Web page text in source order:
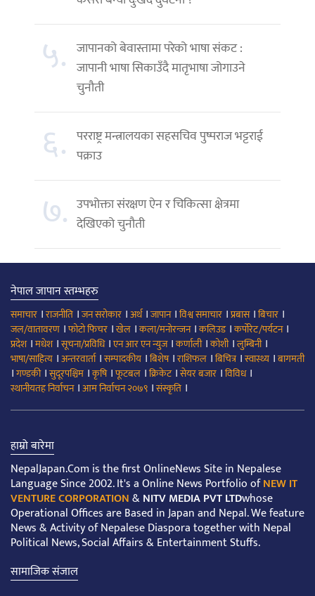
५. जापानको बेवास्तामा परेको भाषा संकट :
जापानी भाषा सिकाउँदै मातृभाषा जोगाउने
चुनौती
६. परराष्ट्र मन्त्रालयका सहसचिव पुष्पराज भट्टराई
पक्राउ
७. उपभोक्ता संरक्षण ऐन र चिकित्सा क्षेत्रमा
देखिएको चुनौती
नेपाल जापान स्तम्भहरु
समाचार ।राजनीति ।जन सरोकार ।अर्थ।जापान।विश्व समाचार ।प्रबास।बिचार ।
जल/वातावरण ।फोटो फिचर ।खेल ।कला/मनोरन्जन।कलिउड।कर्पोरेट/पर्यटन।
प्रदेश।मधेश।सूचना/प्रविधि।एन आर एन न्युज।कर्णाली।कोशी।लुम्बिनी।
भाषा/साहित्य ।अन्तरवार्ता।सम्पादकीय ।बिशेष।राशिफल ।बिचित्र।स्वास्थ्य ।बागमती
।गण्डकी।सुदूरपश्चिम ।कृषि।फूटबल ।क्रिकेट।सेयर बजार ।विविध।
स्थानीयतह निर्वाचन।आम निर्वाचन २०७९ ।संस्कृति ।
हाम्रो बारेमा
NepalJapan.Com is the first OnlineNews Site in Nepalese
Language Since 2002. It's a Online News Portfolio ofNEW IT
VENTURE CORPORATION&NITV MEDIA PVT LTDwhose
Operational Offices are Based in Japan and Nepal. We feature
News & Activity of Nepalese Diaspora together with Nepal
Political News, Social Affairs & Entertainment Stuffs.
सामाजिक संजाल